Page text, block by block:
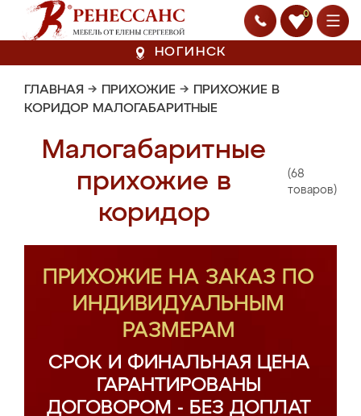
0
НОГИНСК
ГЛАВНАЯ → ПРИХОЖИЕ → ПРИХОЖИЕ В
КОРИДОР МАЛОГАБАРИТНЫЕ
Малогабаритные
прихожие в
коридор
(68
товаров)
ПРИХОЖИЕ НА ЗАКАЗ ПО
ИНДИВИДУАЛЬНЫМ
РАЗМЕРАМ
СРОК И ФИНАЛЬНАЯ ЦЕНА
ГАРАНТИРОВАНЫ
ДОГОВОРОМ - БЕЗ ДОПЛАТ